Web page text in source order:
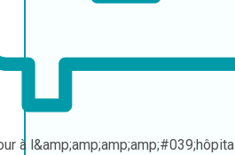
à l&amp;amp;amp;amp;#039;hôpital